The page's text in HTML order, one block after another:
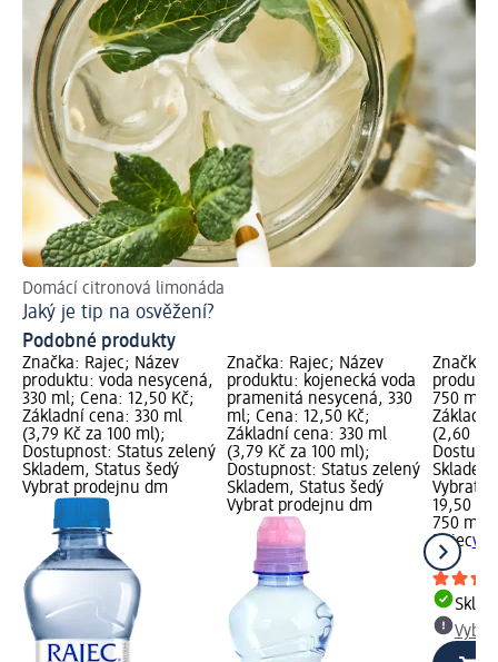
Domácí citronová limonáda
Jaký je tip na osvěžení?
Podobné produkty
Značka: Rajec; Název
produktu: voda nesycená,
330 ml; Cena: 12,50 Kč;
Základní cena: 330 ml
(3,79 Kč za 100 ml);
Dostupnost: Status zelený
Skladem, Status šedý
Vybrat prodejnu dm
Značka: Rajec; Název
produktu: kojenecká voda
pramenitá nesycená, 330
ml; Cena: 12,50 Kč;
Základní cena: 330 ml
(3,79 Kč za 100 ml);
Dostupnost: Status zelený
Skladem, Status šedý
Vybrat prodejnu dm
Značka:
750 ml;
(2,60 Kč
Vybrat
19,50 Kč
750 ml
Rajec
ml